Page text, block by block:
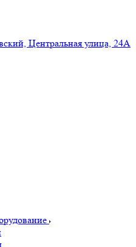
Центральная улица, 24А